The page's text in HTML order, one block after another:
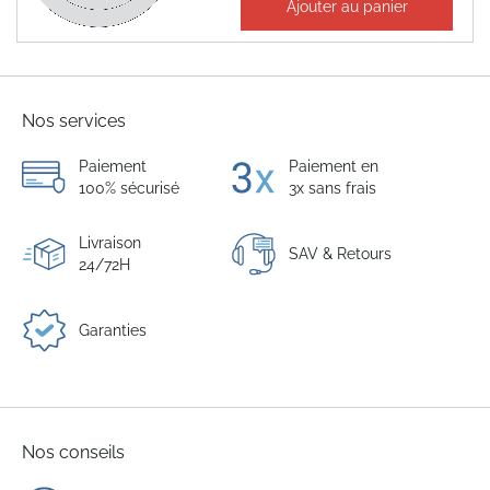
0,11 €
Ajouter au panier
Nos services
Paiement
100% sécurisé
Paiement en
3x sans frais
Livraison
24/72H
SAV & Retours
Garanties
Nos conseils